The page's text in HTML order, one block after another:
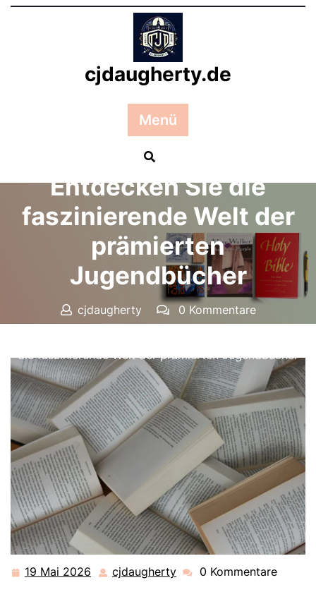
Zum
cjdaugherty.de
Menü
Posted On 19 Mai 2026
Entdecken Sie die
faszinierende Welt der
prämierten
Jugendbücher
cjdaugherty
0 Kommentare
die faszinierende Welt der prämierten Jugendbücher
19 Mai 2026 19 cjdaugherty cjdaugherty
0 Kommentare